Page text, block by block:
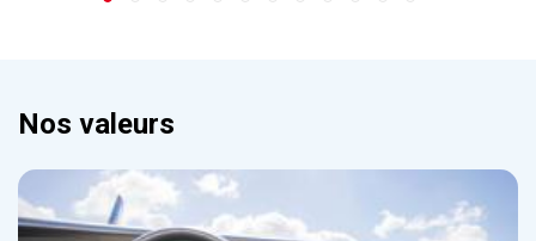
Nos valeurs